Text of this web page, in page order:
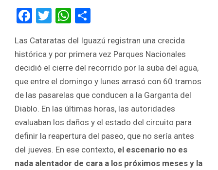
F
ce
b
o
o
k
T
tt
er
W
at
s
A
p
p
ar
e
Las Cataratas del Iguazú registran una crecida
histórica y por primera vez Parques Nacionales
decidió el cierre del recorrido por la suba del agua,
que entre el domingo y lunes arrasó con 60 tramos
de las pasarelas que conducen a la Garganta del
Diablo. En las últimas horas, las autoridades
evaluaban los daños y el estado del circuito para
definir la reapertura del paseo, que no sería antes
del jueves. En ese contexto, el escenario no es
nada alentador de cara a los próximos meses y la